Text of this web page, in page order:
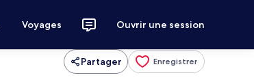
Voyages Ouvrir une session
Partager Enregistrer